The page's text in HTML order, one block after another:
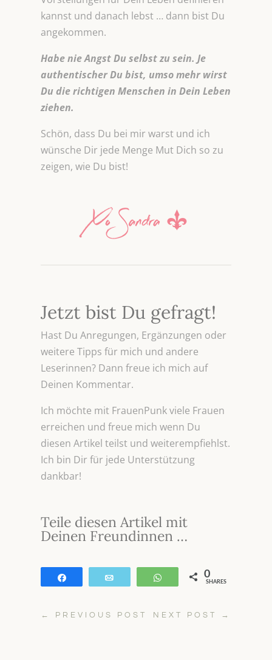
kannst und danach lebst … dann bist Du
angekommen.
Habe nie Angst Du selbst zu sein. Je
authentischer Du bist, umso mehr wirst
Du die richtigen Menschen in Dein Leben
ziehen.
Schön, dass Du bei mir warst und ich
wünsche Dir jede Menge Mut Dich so zu
zeigen, wie Du bist!
Jetzt bist Du gefragt!
Hast Du Anregungen, Ergänzungen oder
weitere Tipps für mich und andere
Leserinnen? Dann freue ich mich auf
Deinen Kommentar.
Ich möchte mit FrauenPunk viele Frauen
erreichen und freue mich wenn Du
diesen Artikel teilst und weiterempfiehlst.
Ich bin Dir für jede Unterstützung
dankbar!
Teile diesen Artikel mit
Deinen Freundinnen …
WhatsApp
0
SHARES
← PREVIOUS POST NEXT POST →